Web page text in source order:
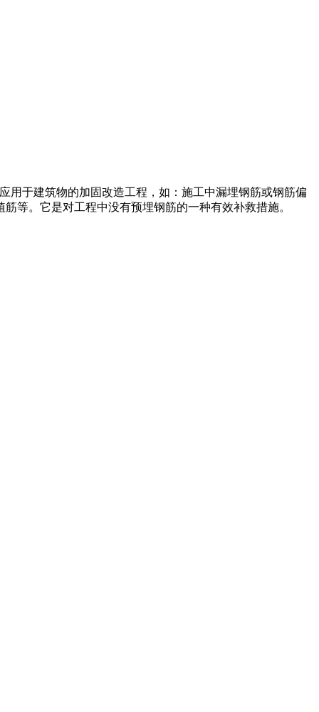
用于建筑物的加固改造工程，如：施工中漏埋钢筋或钢筋偏
等。它是对工程中没有预埋钢筋的一种有效补救措施。